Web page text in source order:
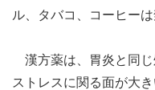
ル、タバコ、コーヒーは
漢方薬は、胃炎と同じ
ストレスに関る面が大